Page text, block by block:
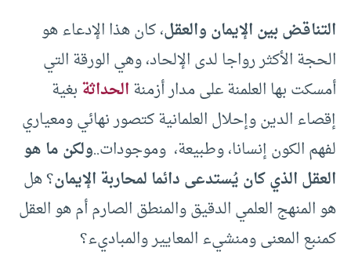
التناقض بين الإيمان والعقل، كان هذا الإدعاء هو
الحجة الأكثر رواجا لدى الإلحاد، وهي الورقة التي
أمسكت بها العلمنة على مدار أزمنةالحداثةبغية
إقصاء الدين وإحلال العلمانية كتصور نهائي ومعياري
لفهم الكون إنسانا، وطبيعة، وموجودات..ولكن ما هو
العقل الذي كان يُستدعى دائما لمحاربة الإيمان؟ هل
هو المنهج العلمي الدقيق والمنطق الصارم أم هو العقل
كمنبع المعنى ومنشيء المعايير والمباديء؟